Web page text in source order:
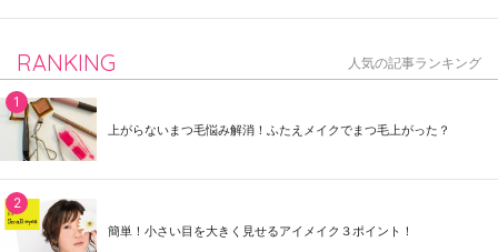
RANKING 人気の記事ランキング
上がらないまつ毛悩み解消！ふたえメイクでまつ毛上がった？
簡単！小さい目を大きく見せるアイメイク３ポイント！